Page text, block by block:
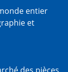
entier
et